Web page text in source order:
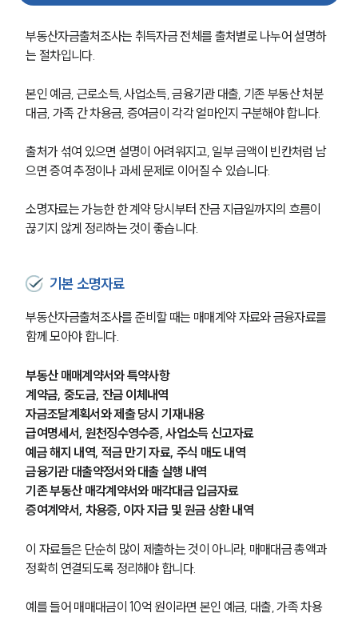
부동산자금출처조사는 취득자금 전체를 출처별로 나누어 설명하
는 절차입니다.
본인 예금, 근로소득, 사업소득, 금융기관 대출, 기존 부동산 처분
대금, 가족 간 차용금, 증여금이 각각 얼마인지 구분해야 합니다.
출처가 섞여 있으면 설명이 어려워지고, 일부 금액이 빈칸처럼 남
으면 증여 추정이나 과세 문제로 이어질 수 있습니다.
소명자료는 가능한 한 계약 당시부터 잔금 지급일까지의 흐름이
끊기지 않게 정리하는 것이 좋습니다.
기본 소명자료
부동산자금출처조사를 준비할 때는 매매계약 자료와 금융자료를
함께 모아야 합니다.
부동산 매매계약서와 특약사항
계약금, 중도금, 잔금 이체내역
자금조달계획서와 제출 당시 기재내용
급여명세서, 원천징수영수증, 사업소득 신고자료
예금 해지 내역, 적금 만기 자료, 주식 매도 내역
금융기관 대출약정서와 대출 실행 내역
기존 부동산 매각계약서와 매각대금 입금자료
증여계약서, 차용증, 이자 지급 및 원금 상환 내역
이 자료들은 단순히 많이 제출하는 것이 아니라, 매매대금 총액과
정확히 연결되도록 정리해야 합니다.
예를 들어 매매대금이 10억 원이라면 본인 예금, 대출, 가족 차용